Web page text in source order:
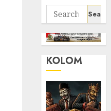
Search
for:
KOLOM